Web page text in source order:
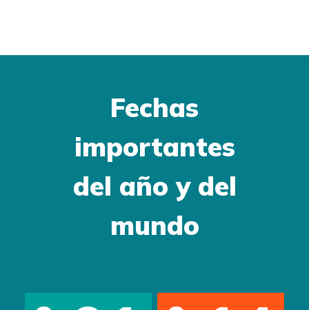
Fechas
importantes
del año y del
mundo